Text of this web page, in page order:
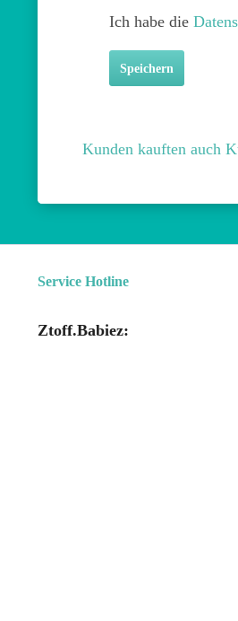
Ich habe die
Speichern
Kunden kauften auch
Service Hotline
Ztoff.Babiez: